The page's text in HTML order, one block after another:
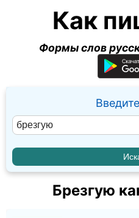
Как
Формы слов
Брезгую